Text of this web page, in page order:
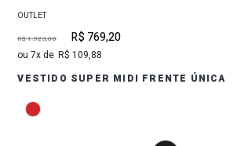
OUTLET
R$ 1.923,00 R$ 769,20
7 R$ 109,88
VESTIDO SUPER MIDI FRENTE ÚNICA